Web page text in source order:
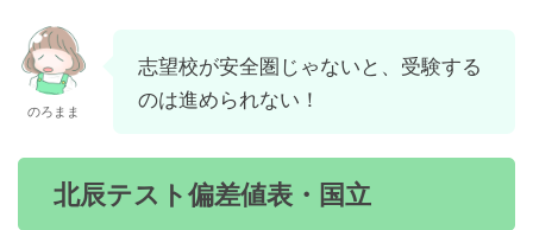
のろまま
志望校が安全圏じゃないと、受験する
のは進められない！
北辰テスト偏差値表・国立